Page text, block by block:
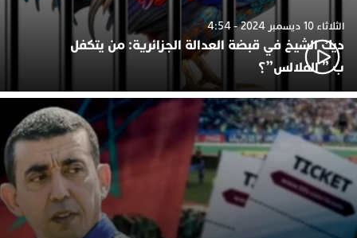
الثلاثاء 10 ديسمبر 2024 - 4:54
ديك الشيخ في قبضة العدالة الجزائرية: من يتكفل
ب ” الفلالس”؟